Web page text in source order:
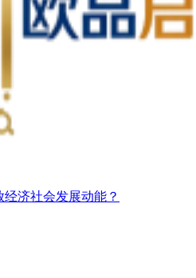
济社会发展动能？